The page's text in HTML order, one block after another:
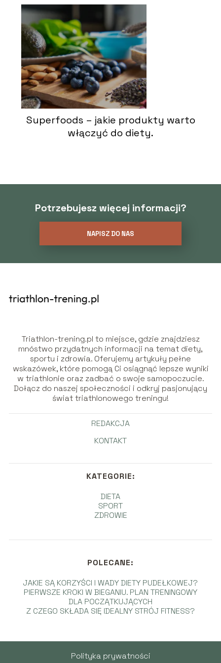
Superfoods – jakie produkty warto
włączyć do diety.
Potrzebujesz więcej informacji?
NAPISZ DO NAS
Triathlon-trening.pl to miejsce, gdzie znajdziesz
mnóstwo przydatnych informacji na temat diety,
sportu i zdrowia. Oferujemy artykuły pełne
wskazówek, które pomogą Ci osiągnąć lepsze wyniki
w triathlonie oraz zadbać o swoje samopoczucie.
Dołącz do naszej społeczności i odkryj pasjonujący
świat triathlonowego treningu!
REDAKCJA
KONTAKT
KATEGORIE:
DIETA
SPORT
ZDROWIE
POLECANE:
JAKIE SĄ KORZYŚCI I WADY DIETY PUDEŁKOWEJ?
PIERWSZE KROKI W BIEGANIU. PLAN TRENINGOWY
DLA POCZĄTKUJĄCYCH
Z CZEGO SKŁADA SIĘ IDEALNY STRÓJ FITNESS?
Polityka prywatności